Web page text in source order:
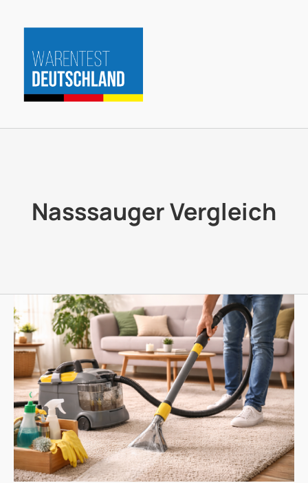
Inhalt
springen
Nasssauger Vergleich